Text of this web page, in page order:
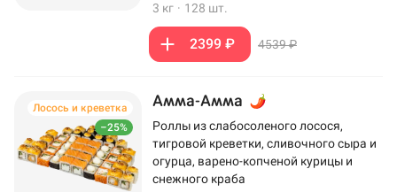
3 кг · 128 шт.
2399 ₽ 4539 ₽
–25%
Лосось и креветка Амма-Амма
Роллы из слабосоленого лосося,
тигровой креветки, сливочного сыра и
огурца, варено-копченой курицы и
снежного краба